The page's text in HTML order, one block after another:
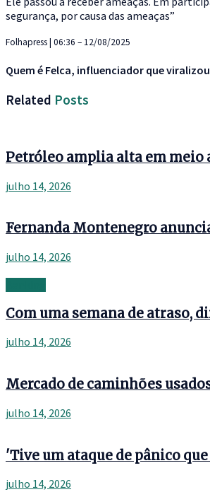
segurança, por causa das ameaças”
Folhapress | 06:36 – 12/08/2025
Quem é Felca, influenciador que
Related Posts
Petróleo amplia alta em meio
julho 14, 2026
Fernanda Montenegro
julho 14, 2026
Com uma semana de atraso,
julho 14, 2026
Mercado de caminhões
julho 14, 2026
'Tive um ataque de pânico
julho 14, 2026